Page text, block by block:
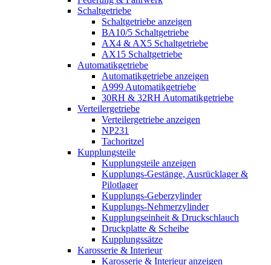
Schaltgetriebe
Schaltgetriebe anzeigen
BA10/5 Schaltgetriebe
AX4 & AX5 Schaltgetriebe
AX15 Schaltgetriebe
Automatikgetriebe
Automatikgetriebe anzeigen
A999 Automatikgetriebe
30RH & 32RH Automatikgetriebe
Verteilergetriebe
Verteilergetriebe anzeigen
NP231
Tachoritzel
Kupplungsteile
Kupplungsteile anzeigen
Kupplungs-Gestänge, Ausrücklager &
Pilotlager
Kupplungs-Geberzylinder
Kupplungs-Nehmerzylinder
Kupplungseinheit & Druckschlauch
Druckplatte & Scheibe
Kupplungssätze
Karosserie & Interieur
Karosserie & Interieur anzeigen